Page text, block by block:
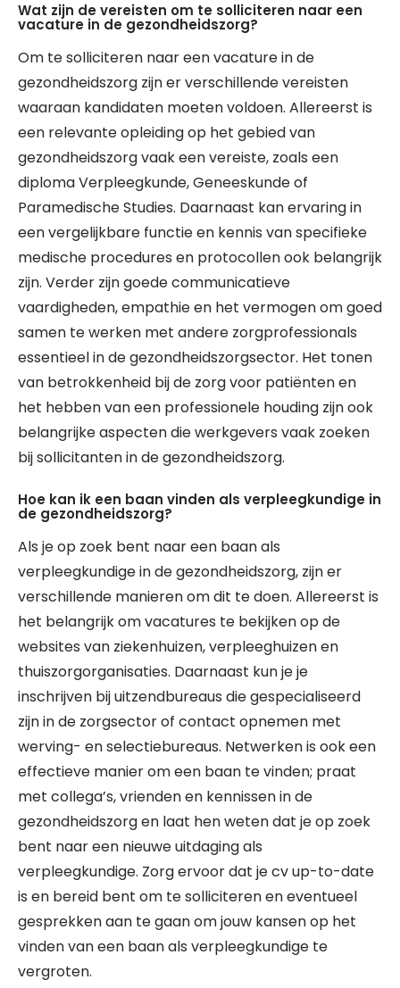
Wat zijn de vereisten om te solliciteren naar een
vacature in de gezondheidszorg?
Om te solliciteren naar een vacature in de
gezondheidszorg zijn er verschillende vereisten
waaraan kandidaten moeten voldoen. Allereerst is
een relevante opleiding op het gebied van
gezondheidszorg vaak een vereiste, zoals een
diploma Verpleegkunde, Geneeskunde of
Paramedische Studies. Daarnaast kan ervaring in
een vergelijkbare functie en kennis van specifieke
medische procedures en protocollen ook belangrijk
zijn. Verder zijn goede communicatieve
vaardigheden, empathie en het vermogen om goed
samen te werken met andere zorgprofessionals
essentieel in de gezondheidszorgsector. Het tonen
van betrokkenheid bij de zorg voor patiënten en
het hebben van een professionele houding zijn ook
belangrijke aspecten die werkgevers vaak zoeken
bij sollicitanten in de gezondheidszorg.
Hoe kan ik een baan vinden als verpleegkundige in
de gezondheidszorg?
Als je op zoek bent naar een baan als
verpleegkundige in de gezondheidszorg, zijn er
verschillende manieren om dit te doen. Allereerst is
het belangrijk om vacatures te bekijken op de
websites van ziekenhuizen, verpleeghuizen en
thuiszorgorganisaties. Daarnaast kun je je
inschrijven bij uitzendbureaus die gespecialiseerd
zijn in de zorgsector of contact opnemen met
werving- en selectiebureaus. Netwerken is ook een
effectieve manier om een baan te vinden; praat
met collega’s, vrienden en kennissen in de
gezondheidszorg en laat hen weten dat je op zoek
bent naar een nieuwe uitdaging als
verpleegkundige. Zorg ervoor dat je cv up-to-date
is en bereid bent om te solliciteren en eventueel
gesprekken aan te gaan om jouw kansen op het
vinden van een baan als verpleegkundige te
vergroten.